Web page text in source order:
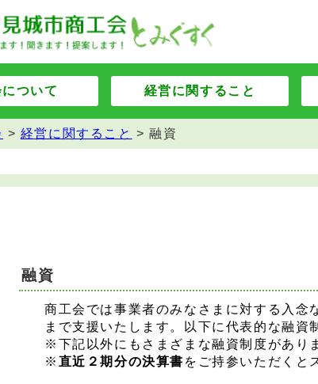
ついて 経営に関すること
> 経営に関すること >融資
融資
商工会では事業者のみなさまに対する入
まで支援いたします。以下に代表的な融
※下記以外にもさまざまな融資制度があり
※ 直近２期分の決算書 をご持参いただくと